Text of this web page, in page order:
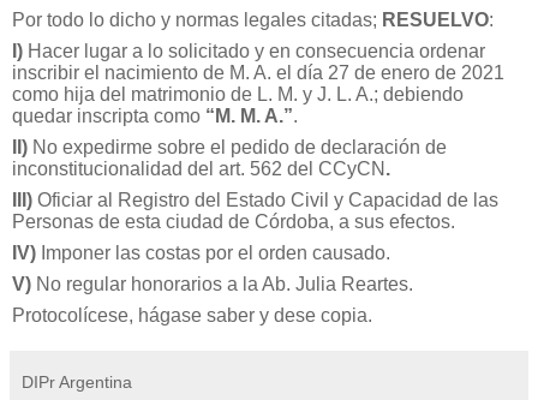
Por todo lo dicho y normas legales citadas; RESUELVO:
I) Hacer lugar a lo solicitado y en consecuencia ordenar
inscribir el nacimiento de M. A. el día 27 de enero de 2021
como hija del matrimonio de L. M. y J. L. A.; debiendo
quedar inscripta como “M. M. A.”.
II) No expedirme sobre el pedido de declaración de
inconstitucionalidad del art. 562 del CCyCN .
III) Oficiar al Registro del Estado Civil y Capacidad de las
Personas de esta ciudad de Córdoba, a sus efectos.
IV) Imponer las costas por el orden causado.
V) No regular honorarios a la Ab. Julia Reartes.
Protocolícese, hágase saber y dese copia.
DIPr Argentina